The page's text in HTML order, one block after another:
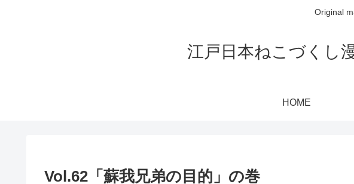
Original
江戸日本ねこづくし
HOME
Vol.62「蘇我兄弟の目的」の巻